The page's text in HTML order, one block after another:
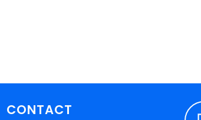
CONTACT